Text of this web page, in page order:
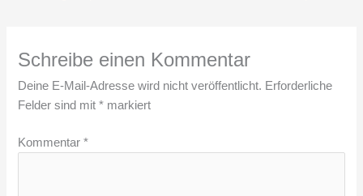
Schreibe einen Kommentar
Deine E-Mail-Adresse wird nicht veröffentlicht. Erforderliche
Felder sind mit* markiert
Kommentar*